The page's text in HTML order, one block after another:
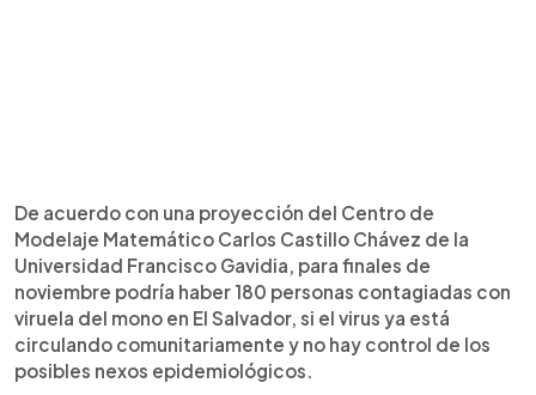
De acuerdo con una proyección del Centro de
Modelaje Matemático Carlos Castillo Chávez de la
Universidad Francisco Gavidia, para finales de
noviembre podría haber 180 personas contagiadas con
viruela del mono en El Salvador, si el virus ya está
circulando comunitariamente y no hay control de los
posibles nexos epidemiológicos.